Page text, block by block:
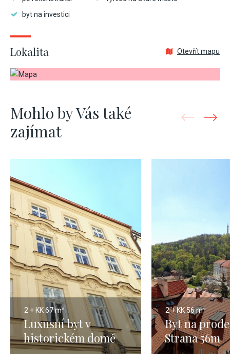
byt na investici
Lokalita Otevřít mapu
Mohlo by Vás také
zajímat
2 + KK67 m²
Luxusní byt v
historickém domě
Malá Strana 67m
2 + KK56 m²
Byt na
Strana 56m